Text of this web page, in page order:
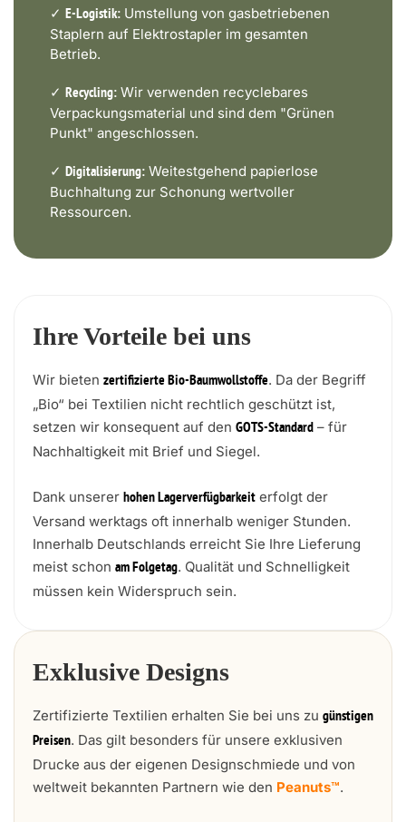
✓ E-Logistik: Umstellung von gasbetriebenen
Staplern auf Elektrostapler im gesamten
Betrieb.
✓ Recycling: Wir verwenden recyclebares
Verpackungsmaterial und sind dem "Grünen
Punkt" angeschlossen.
✓ Digitalisierung: Weitestgehend papierlose
Buchhaltung zur Schonung wertvoller
Ressourcen.
Ihre Vorteile bei uns
Wir bieten zertifizierte Bio-Baumwollstoffe. Da der Begriff
„Bio“ bei Textilien nicht rechtlich geschützt ist,
setzen wir konsequent auf den GOTS-Standard – für
Nachhaltigkeit mit Brief und Siegel.
Dank unserer hohen Lagerverfügbarkeit erfolgt der
Versand werktags oft innerhalb weniger Stunden.
Innerhalb Deutschlands erreicht Sie Ihre Lieferung
meist schon am Folgetag. Qualität und Schnelligkeit
müssen kein Widerspruch sein.
Exklusive Designs
Zertifizierte Textilien erhalten Sie bei uns zu günstigen
Preisen. Das gilt besonders für unsere exklusiven
Drucke aus der eigenen Designschmiede und von
weltweit bekannten Partnern wie den Peanuts™.